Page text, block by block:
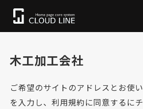
木工加工会社
ご希望のサイトのアドレスとお使
を入力し、利用規約に同意するにチ